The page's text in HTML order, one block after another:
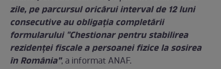
zile, pe parcursul oricărui interval de 12 luni
consecutive au obligaţia completării
formularului "Chestionar pentru stabilirea
rezidenţei fiscale a persoanei fizice la sosirea
în România”, a informat ANAF.